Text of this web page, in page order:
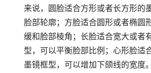
来说，圆脸适合方形或者长方形的
脸部轮廓；方脸适合圆形或者椭圆
缓和脸部棱角；长脸适合宽大或者
型，可以平衡脸部比例；心形脸适
墨镜框型，可以增加下颌线的宽度。